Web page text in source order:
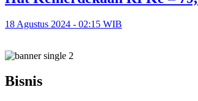
18 Agustus 2024 - 02:15 WIB
Bisnis